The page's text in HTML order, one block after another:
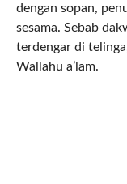
dengan sopan,
sesama. Sebab
terdengar di
Wallahu a’lam.